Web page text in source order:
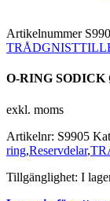
Artikelnummer
O-RING SODICK
exkl. moms
Artikelnr: S9905
ring,Reservdelar,
Tillgänglighet: I